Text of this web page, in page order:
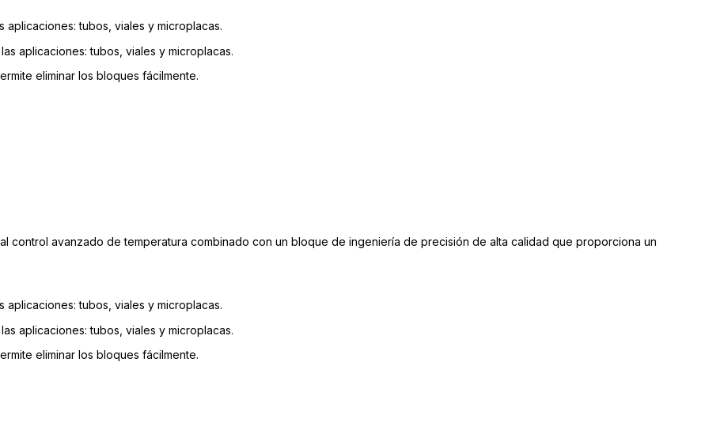
tubos, viales y microplacas.
aplicaciones: tubos, viales y microplacas.
eliminar los bloques fácilmente.
control avanzado de temperatura combinado con un bloque de ingeniería de precisión de alta calidad que proporciona un
tubos, viales y microplacas.
aplicaciones: tubos, viales y microplacas.
eliminar los bloques fácilmente.